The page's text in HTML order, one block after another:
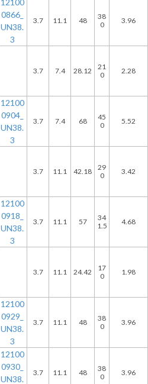
12100
0866_
UN38.
3
3.7 11.1 48
38
0
3.96
3.7 7.4 28.12
21
0
2.28
12100
0904_
UN38.
3
3.7 7.4 68
45
0
5.52
3.7 11.1 42.18
29
0
3.42
12100
0918_
UN38.
3
3.7 11.1 57
34
1.5
4.68
3.7 11.1 24.42
17
0
1.98
12100
0929_
UN38.
3
3.7 11.1 48
38
0
3.96
12100
0930_
UN38.
3.7 11.1 48
38
0
3.96